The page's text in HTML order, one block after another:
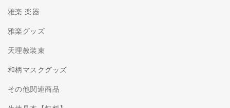
雅楽 楽器
雅楽グッズ
天理教装束
和柄マスクグッズ
その他関連商品